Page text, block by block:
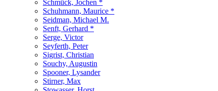
Schmück, Jochen *
Schuhmann, Maurice *
Seidman, Michael M.
Senft, Gerhard *
Serge, Victor
Seyferth, Peter
Sigrist, Christian
Souchy, Augustin
Spooner, Lysander
Stirner, Max